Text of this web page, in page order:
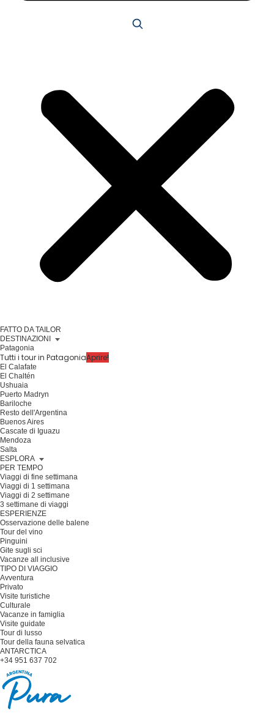
FATTO DA TAILOR
DESTINAZIONI
Patagonia
Tutti i tour in PatagoniaAprire!
El Calafate
El Chaltén
Ushuaia
Puerto Madryn
Bariloche
Resto dell'Argentina
Buenos Aires
Cascate di Iguazu
Mendoza
Salta
ESPLORA
PER TEMPO
Viaggi di fine settimana
Viaggi di 1 settimana
Viaggi di 2 settimane
3 settimane di viaggi
ESPERIENZE
Osservazione delle balene
Tour del vino
Pinguini
Gite sugli sci
Vacanze all inclusive
TIPO DI VIAGGIO
Avventura
Privato
Visite turistiche
Culturale
Vacanze in famiglia
Visite guidate
Tour di lusso
Tour della fauna selvatica
ANTARCTICA
+34 951 637 702